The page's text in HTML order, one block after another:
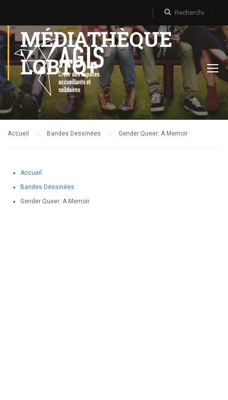
MÉDIATHÈQUE
LGBTQ+
Accueil Bandes Dessinées Gender Queer: A Memoir
Accueil
Bandes Dessinées
Gender Queer: A Memoir